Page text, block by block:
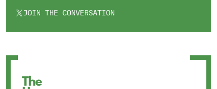
JOIN THE CONVERSATION
OPENS